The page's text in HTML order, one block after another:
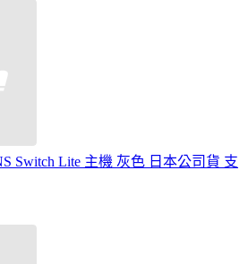
Switch Lite 主機 灰色 日本公司貨 支